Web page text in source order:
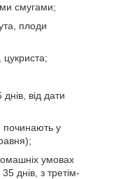
смугами;
плоди
цукриста;
від дати
починають у
умовах
днів, з третім-